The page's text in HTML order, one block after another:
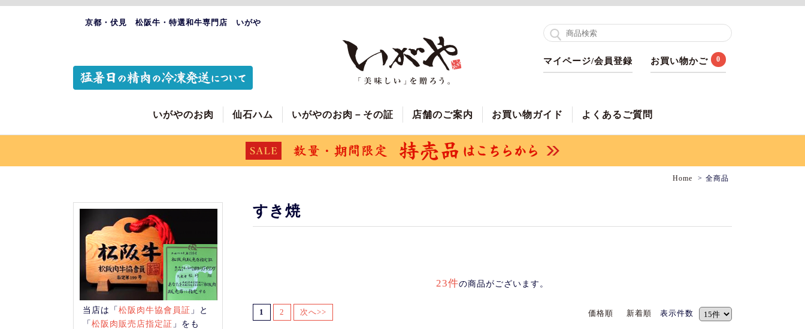
京都・伏見 松阪牛・特選和牛専門店 いがや
マイページ/会員登録 お買い物かご 0
いがやのお肉 仙石ハム いがやのお肉－その証 店舗のご案内 お買い物ガイド よくあるご質問
Home 全商品
すき焼
23件の商品がございます。
価格順 新着順 表示件数
1 2 次へ>>
当店は「松阪肉牛協會員証 」と
「松阪肉販売店指定証 」をも